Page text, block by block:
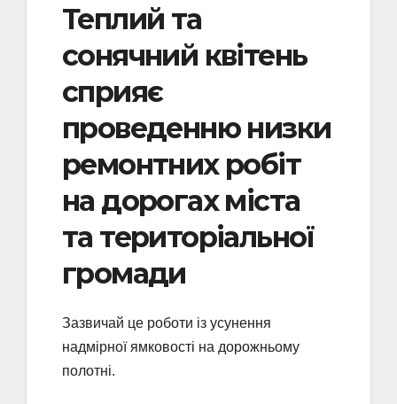
Теплий та
сонячний квітень
сприяє
проведенню низки
ремонтних робіт
на дорогах міста
та територіальної
громади
Зазвичай це роботи із усунення
надмірної ямковості на дорожньому
полотні.